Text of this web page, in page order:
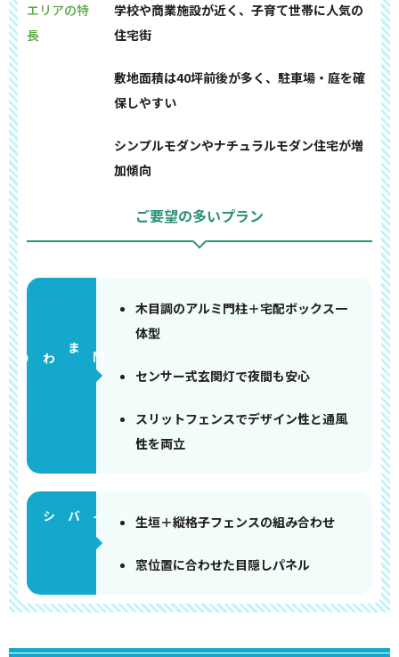
エリアの特
長
学校や商業施設が近く、子育て世帯に人気の
住宅街
敷地面積は40坪前後が多く、駐車場・庭を確
保しやすい
シンプルモダンやナチュラルモダン住宅が増
加傾向
ご要望の多いプラン
門まわり
木目調のアルミ門柱＋宅配ボックス一
体型
センサー式玄関灯で夜間も安心
スリットフェンスでデザイン性と通風
性を両立
生垣＋縦格子フェンスの組み合わせ
窓位置に合わせた目隠しパネル